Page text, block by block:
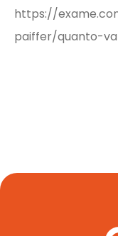
https://
paiffer/quanto-